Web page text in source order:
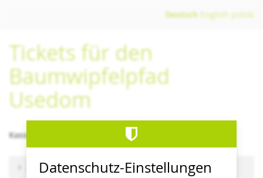
springen
Deutsch English polski
Tickets für den
Baumwipfelpfad
Usedom
Kassenschluss/letzter Einlass 1 Stunde vor Schließzeit
Zu anderem Termin wechseln
Datenschutz-Einstellungen